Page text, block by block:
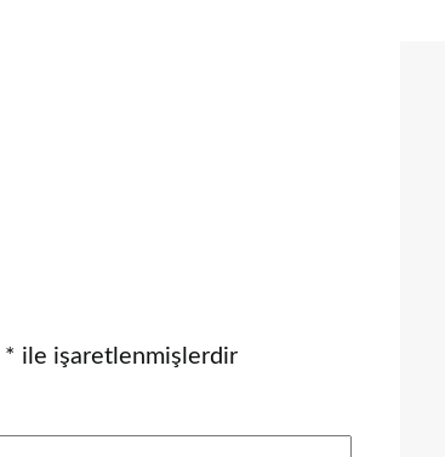
* ile işaretlenmişlerdir